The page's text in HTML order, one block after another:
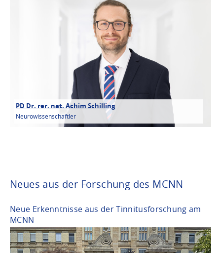
PD Dr. rer. nat. Achim Schilling
Neurowissenschaftler
Neues aus der Forschung des MCNN
Neue Erkenntnisse aus der Tinnitusforschung am
MCNN